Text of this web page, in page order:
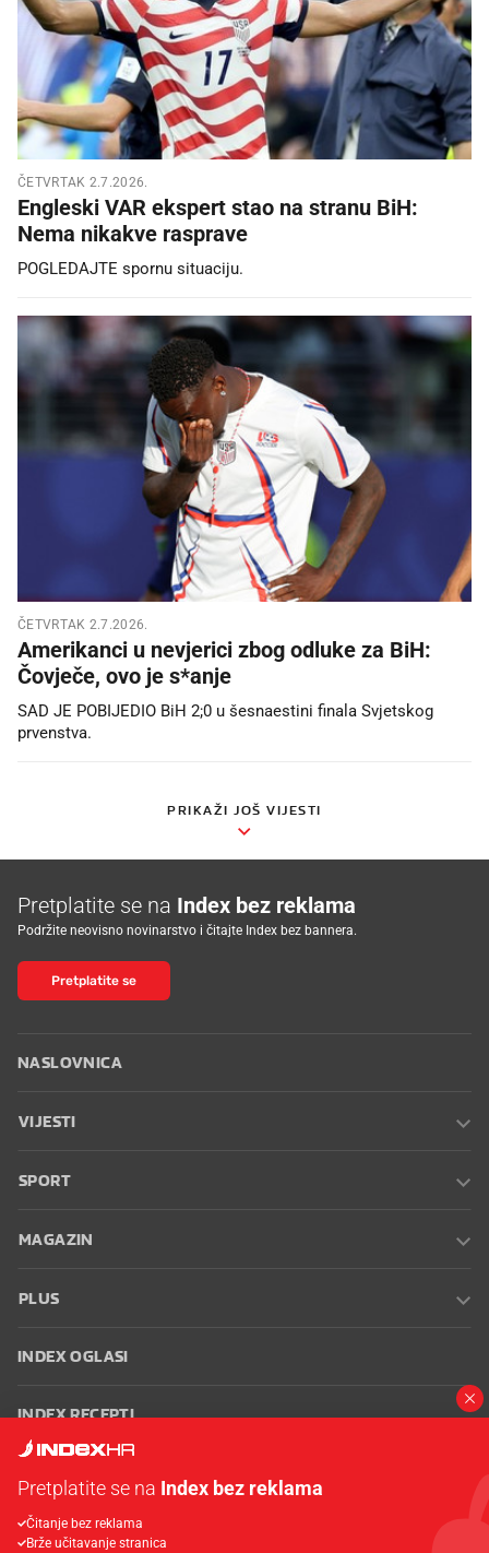
ČETVRTAK 2.7.2026.
Engleski VAR ekspert stao na stranu BiH:
Nema nikakve rasprave
POGLEDAJTE spornu situaciju.
ČETVRTAK 2.7.2026.
Amerikanci u nevjerici zbog odluke za BiH:
Čovječe, ovo je s*anje
SAD JE POBIJEDIO BiH 2;0 u šesnaestini finala Svjetskog
prvenstva.
PRIKAŽI JOŠ VIJESTI
Pretplatite se na Index bez reklama
Podržite neovisno novinarstvo i čitajte Index bez bannera.
Pretplatite se
NASLOVNICA
VIJESTI
SPORT
MAGAZIN
PLUS
INDEX OGLASI
INDEX RECEPTI
Oglašavanje Zaposli se na Indexu
korištenja
Postavke kolačića
Pretplatite se na Index bez reklama
Čitanje bez reklama
Brže učitavanje stranica